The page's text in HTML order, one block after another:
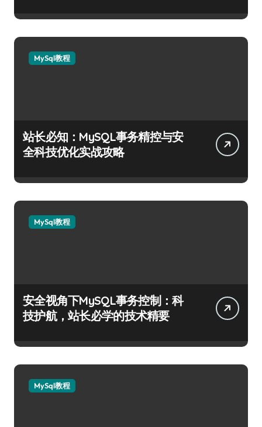
MySql教程
站长必知：MySQL事务精控与安
全科技优化实战攻略
MySql教程
安全视角下MySQL事务控制：科
技护航，站长必学的技术精要
MySql教程